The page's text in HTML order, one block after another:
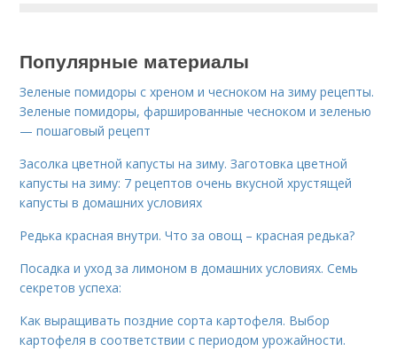
Популярные материалы
Зеленые помидоры с хреном и чесноком на зиму рецепты.
Зеленые помидоры, фаршированные чесноком и зеленью
— пошаговый рецепт
Засолка цветной капусты на зиму. Заготовка цветной
капусты на зиму: 7 рецептов очень вкусной хрустящей
капусты в домашних условиях
Редька красная внутри. Что за овощ – красная редька?
Посадка и уход за лимоном в домашних условиях. Семь
секретов успеха:
Как выращивать поздние сорта картофеля. Выбор
картофеля в соответствии с периодом урожайности.